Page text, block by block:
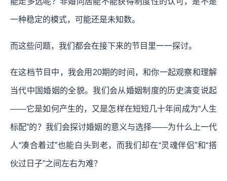
一种稳定的模式，可能还是未知数。
而这些问题，我们都会在接下来的节目里一一探讨。
在这档节目中，我会用20期的时间，和你一起观察和理解
当代中国婚姻的全貌。我们会从婚姻制度的历史演变说起
——它是如何产生的，又是怎样在短短几十年间成为“人生
标配”的？我们会探讨婚姻的意义与选择——为什么上一代
人“凑合着过”也能白头到老，而我们却在“灵魂伴侣”和“搭
伙过日子”之间左右为难？